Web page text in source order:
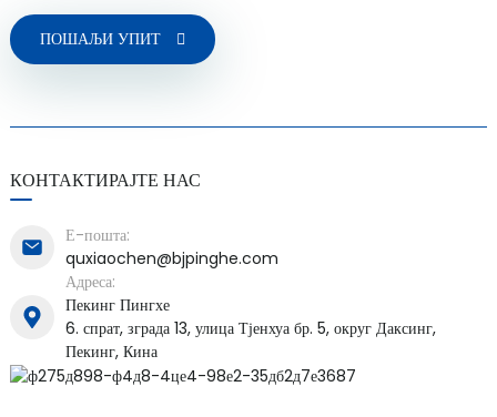
ПОШАЉИ УПИТ
КОНТАКТИРАЈТЕ НАС
Е-пошта:
quxiaochen@bjpinghe.com
Адреса:
Пекинг Пингхе
6. спрат, зграда 13, улица Тјенхуа бр. 5, округ Даксинг,
Пекинг, Кина